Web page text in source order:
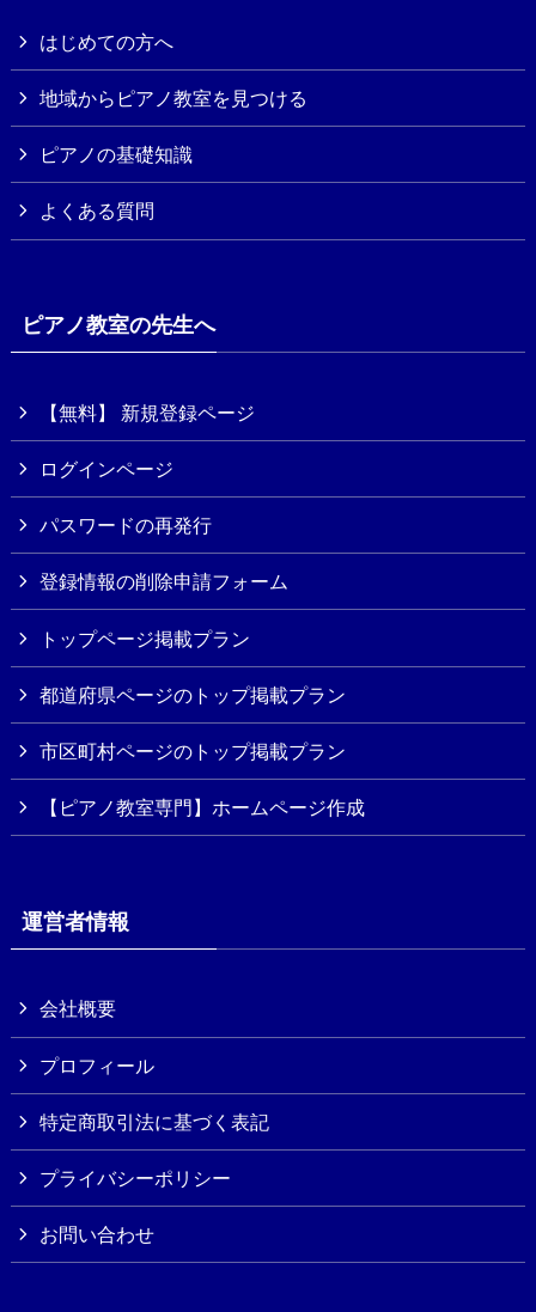
はじめての方へ
地域からピアノ教室を見つける
ピアノの基礎知識
よくある質問
ピアノ教室の先生へ
【無料】 新規登録ページ
ログインページ
パスワードの再発行
登録情報の削除申請フォーム
トップページ掲載プラン
都道府県ページのトップ掲載プラン
市区町村ページのトップ掲載プラン
【ピアノ教室専門】ホームページ作成
運営者情報
会社概要
プロフィール
特定商取引法に基づく表記
プライバシーポリシー
お問い合わせ